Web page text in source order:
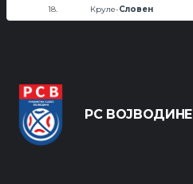
18. Круле-Словен
РС ВОЈВОДИНЕ